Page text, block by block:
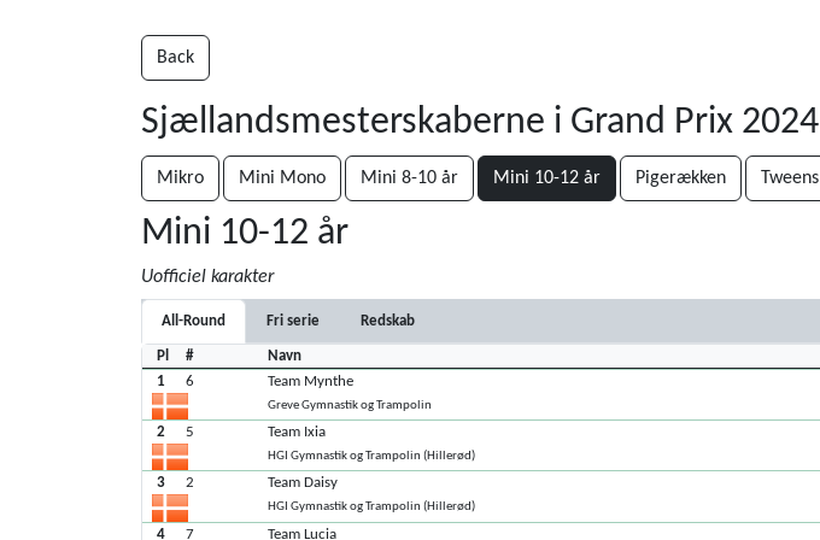
Back
Sjællandsmesterskaberne i Grand Prix 2024
Mikro Mini Mono Mini 8-10 år Mini 10-12 år Pigerækken Tweens
Mini 10-12 år
Uofficiel karakter
All-Round Fri serie Redskab
Pl # Navn
1
6 Team Mynthe
Greve Gymnastik og Trampolin
2 5 Team Ixia
HGI Gymnastik og Trampolin (Hillerød)
3 2 Team Daisy
HGI Gymnastik og Trampolin (Hillerød)
4 7 Team Lucia